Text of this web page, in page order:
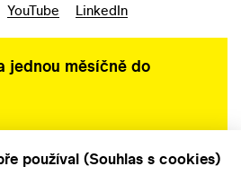
YouTube LinkedIn
jednou měsíčně do
používal (Souhlas s cookies)